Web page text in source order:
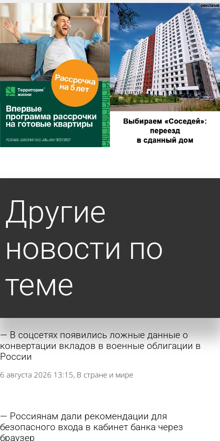
Другие
новости по
теме
В соцсетях появились ложные данные о
конвертации вкладов в военные облигации в
России
6 августа 2026 13:15 В стране и мире
Россиянам дали рекомендации для
безопасного входа в кабинет банка через
браузер